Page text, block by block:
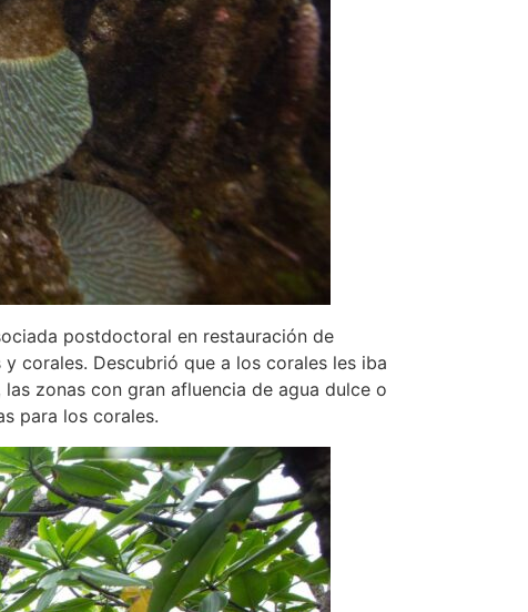
postdoctoral en restauración de
corales. Descubrió que a los corales les iba
zonas con gran afluencia de agua dulce o
para los corales.